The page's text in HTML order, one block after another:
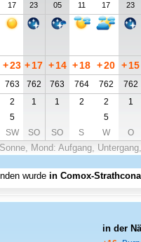
17 23 05 11 17 23
+23 +17 + 14 +18 +20 +15
763 762 763 764 762 762
2 1 1 2 2 1
5 5
SW SO SO S W O
Mond: Aufgang,
wurde in Comox-Strathcona
in der